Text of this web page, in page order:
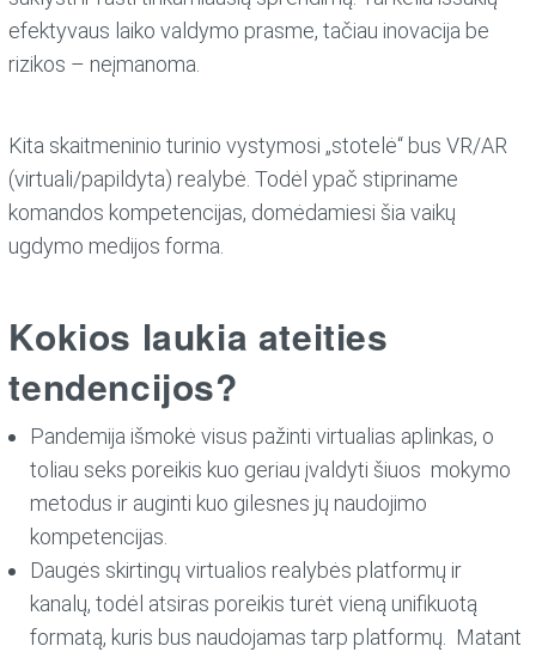
efektyvaus laiko valdymo prasme, tačiau inovacija be
rizikos – neįmanoma.
Kita skaitmeninio turinio vystymosi „stotelė“ bus VR/AR
(virtuali/papildyta) realybė. Todėl ypač stipriname
komandos kompetencijas, domėdamiesi šia vaikų
ugdymo medijos forma.
Kokios laukia ateities
tendencijos?
Pandemija išmokė visus pažinti virtualias aplinkas, o
toliau seks poreikis kuo geriau įvaldyti šiuos mokymo
metodus ir auginti kuo gilesnes jų naudojimo
kompetencijas.
Daugės skirtingų virtualios realybės platformų ir
kanalų, todėl atsiras poreikis turėt vieną unifikuotą
formatą, kuris bus naudojamas tarp platformų. Matant